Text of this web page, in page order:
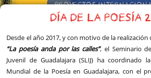
PROYECTOS
OTRAS INICIATIVAS
DÍA DE LA POESÍA
Desde el año 2017, y con motivo de la
“La poesía anda por las calles”, el Seminario
Juvenil de Guadalajara (SLIJ) ha coordinado
Mundial de la Poesía en Guadalajara, con el